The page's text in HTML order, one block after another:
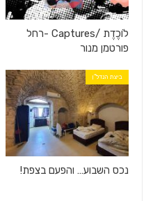
לוֹכֶדֶת /Captures -רחל
פורטמן מנור
ביצת הנדל"ן
נכס השבוע… והפעם בצפת!